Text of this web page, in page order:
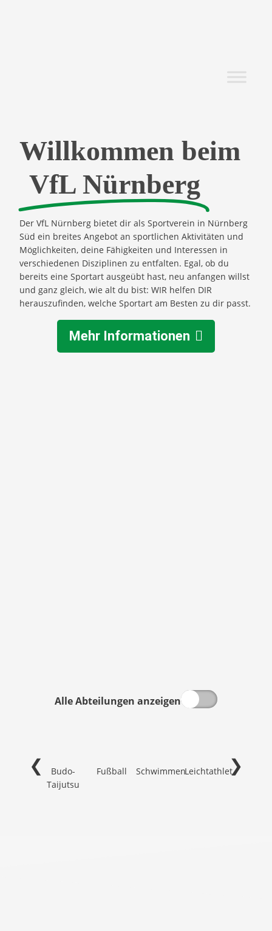
Willkommen beim
VfL Nürnberg
Der VfL Nürnberg bietet dir als Sportverein in Nürnberg
Süd ein breites Angebot an sportlichen Aktivitäten und
Möglichkeiten, deine Fähigkeiten und Interessen in
verschiedenen Disziplinen zu entfalten. Egal, ob du
bereits eine Sportart ausgeübt hast, neu anfangen willst
und ganz gleich, wie alt du bist: WIR helfen DIR
herauszufinden, welche Sportart am Besten zu dir passt.
Mehr Informationen
Alle Abteilungen anzeigen
❮ ❯
Budo-
Taijutsu
Fußball SchwimmenLeichtathletik